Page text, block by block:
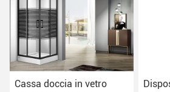
Cassa doccia in vetro